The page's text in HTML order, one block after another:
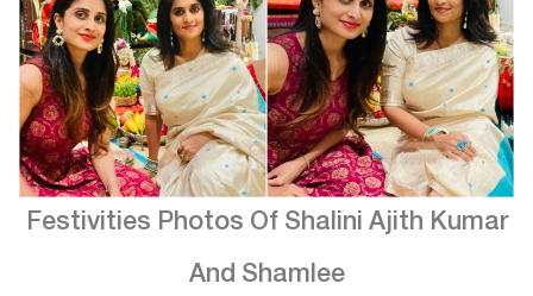
Festivities Photos Of Shalini Ajith Kumar
And Shamlee